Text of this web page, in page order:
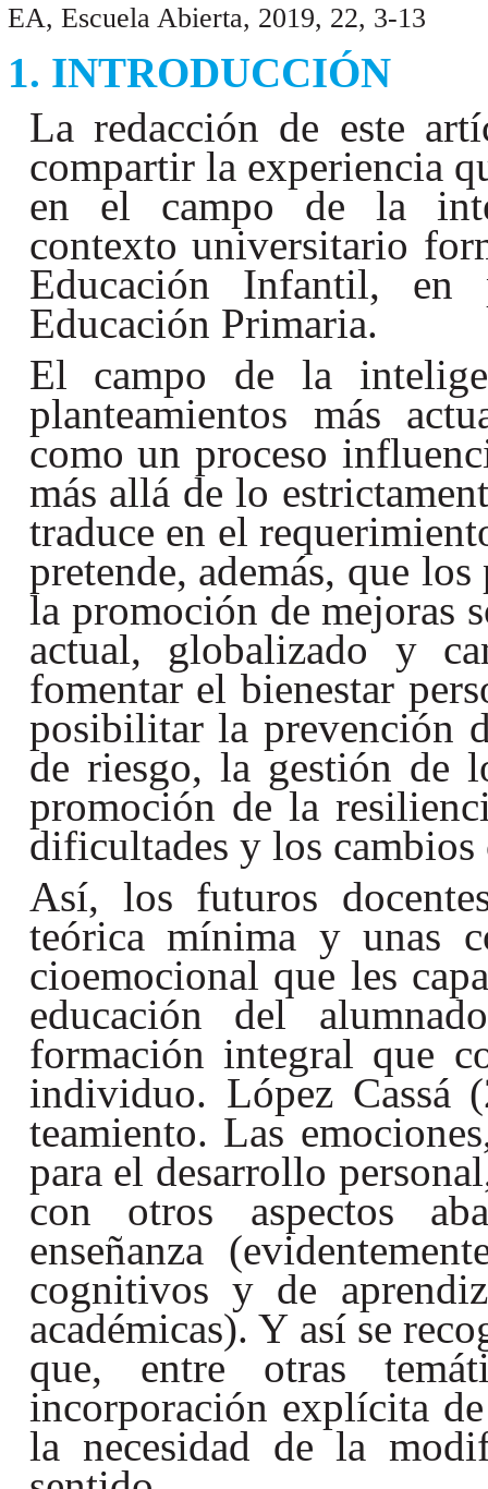
EA, Escuela Abierta, 2019, 22, 3-13
INTRODUCCIÓN
La redacción de este
compartir la experiencia
en el campo de la
contexto universitario
Educación Infantil, en
Educación Primaria.
El campo de la
planteamientos más
como un proceso
más allá de lo
traduce en el
pretende, además, que
la promoción de mejoras
actual, globalizado y
fomentar el bienestar
posibilitar la prevención
de riesgo, la gestión de
promoción de la
dificultades y los
Así, los futuros
teórica mínima y unas
cioemocional que les
educación del
formación integral que
individuo. López Cassá
teamiento. Las
para el desarrollo
con otros aspectos
enseñanza
cognitivos y de
académicas). Y así se
que, entre otras
incorporación explícita
la necesidad de la